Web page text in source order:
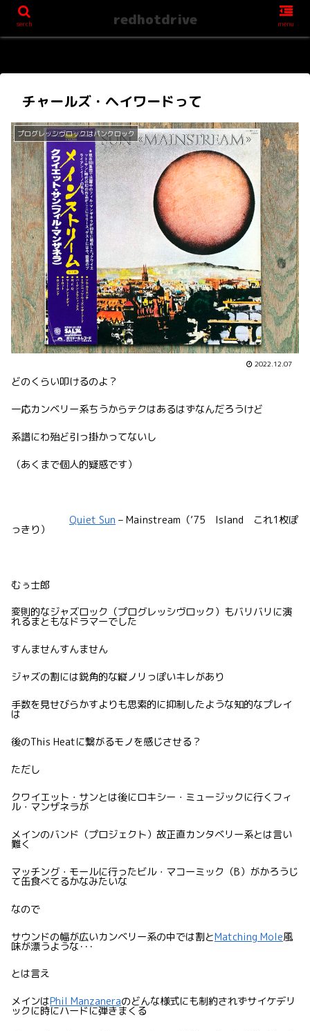
チャールズ・ヘイワードって
プログレッシヴロックはパンクロック
2022.12.07
どのくらい叩けるのよ？
一応カンベリー系ちうからテクはあるはずなんだろうけど
系譜にわ殆ど引っ掛かってないし
（あくまで個人的疑惑です）
Quiet Sun – Mainstream（’75 Island これ1枚ぽ
っきり）
むぅ士郎
変則的なジャズロック（プログレッシヴロック）もバリバリに演
れるまともなドラマーでした
すんませんすんません
ジャズの割には鋭角的な縦ノリっぽいキレがあり
手数を見せびらかすよりも思索的に抑制したような知的なプレイ
は
後のThis Heatに繋がるモノを感じさせる？
ただし
クワイエット・サンとは後にロキシー・ミュージックに行くフィ
ル・マンザネラが
メインのバンド（プロジェクト）故正直カンタベリー系とは言い
難く
マッチング・モールに行ったビル・マコーミック（B）がかろうじ
て缶食べてるかなみたいな
なので
サウンドの幅が広いカンベリー系の中では割とMatching Mole風
味が漂うような･･･
とは言え
メインはPhil Manzaneraのどんな様式にも制約されずサイケデリ
ックに時にハードに弾きまくる
serch redhotdrive menu